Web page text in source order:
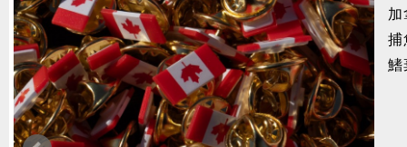
捕
鰭
暑
醫